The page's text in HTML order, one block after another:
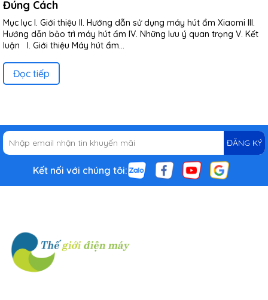
Đúng Cách
Mục lục I. Giới thiệu II. Hướng dẫn sử dụng máy hút ẩm Xiaomi III.
Hướng dẫn bảo trì máy hút ẩm IV. Những lưu ý quan trọng V. Kết
luận I. Giới thiệu Máy hút ẩm...
Đọc tiếp
ĐĂNG KÝ
Kết nối với chúng tôi: